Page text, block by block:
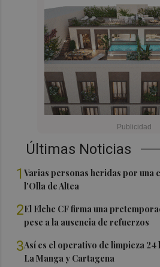
Últimas Noticias
1Varias personas heridas por una
l'Olla de Altea
2El Elche CF firma una
pese a la ausencia de refuerzos
3Así es el operativo de limpieza 24
La Manga y Cartagena